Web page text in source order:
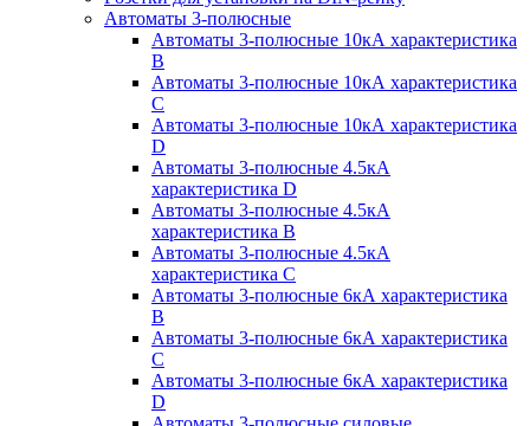
Автоматы 3-полюсные
Автоматы 3-полюсные 10кА характеристика
B
Автоматы 3-полюсные 10кА характеристика
C
Автоматы 3-полюсные 10кА характеристика
D
Автоматы 3-полюсные 4.5кА
характеристика D
Автоматы 3-полюсные 4.5кА
характеристика В
Автоматы 3-полюсные 4.5кА
характеристика С
Автоматы 3-полюсные 6кА характеристика
B
Автоматы 3-полюсные 6кА характеристика
C
Автоматы 3-полюсные 6кА характеристика
D